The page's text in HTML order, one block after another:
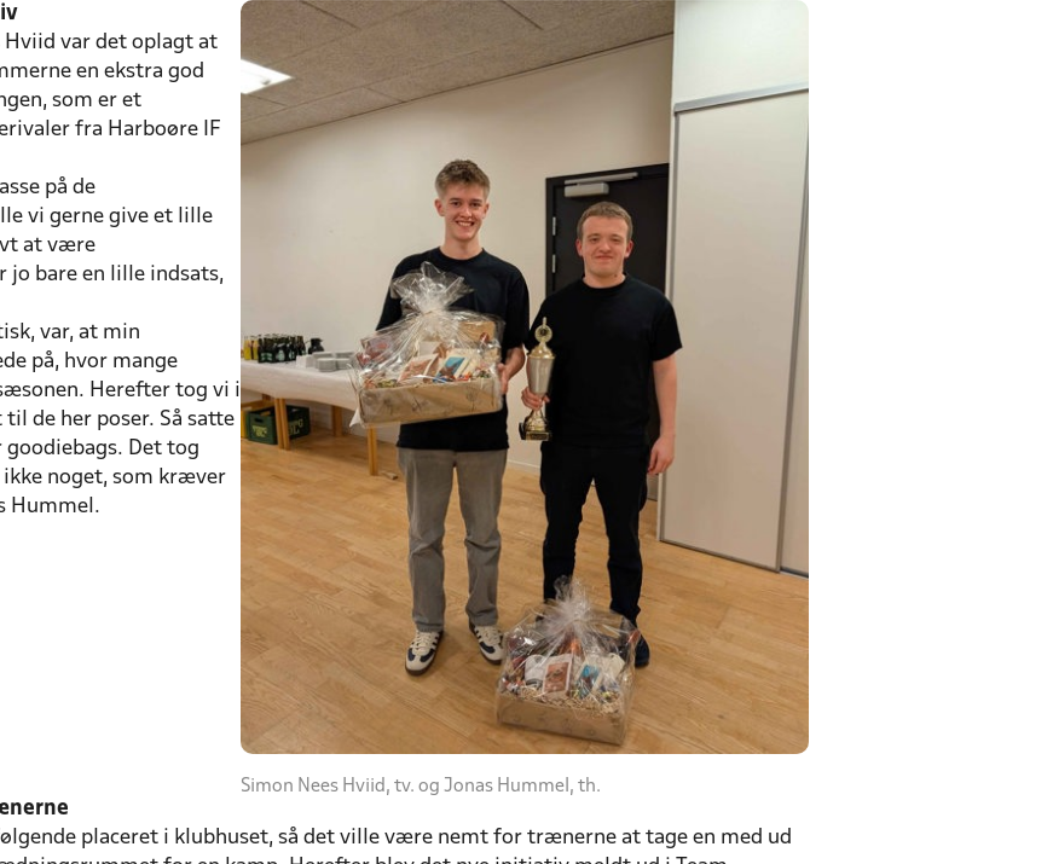
Hviid var det oplagt at
en ekstra god
som er et
fra Harboøre IF
på de
vi gerne give et lille
at være
bare en lille indsats,
var, at min
på, hvor mange
Herefter tog vi i
de her poser. Så satte
goodiebags. Det tog
ikke noget, som kræver
Hummel.
Simon Nees Hviid, tv. og Jonas Hummel, th.
placeret i klubhuset, så det ville være nemt for trænerne at tage en med ud